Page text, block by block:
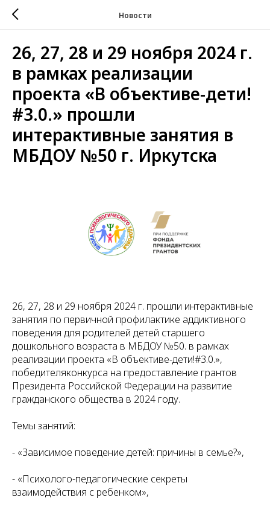
Новости
26, 27, 28 и 29 ноября 2024 г.
в рамках реализации
проекта «В объективе-дети!
#3.0.» прошли
интерактивные занятия в
МБДОУ №50 г. Иркутска
26, 27, 28 и 29 ноября 2024 г. прошли интерактивные
занятия по первичной профилактике аддиктивного
поведения для родителей детей старшего
дошкольного возраста в МБДОУ №50. в рамках
реализации проекта «В объективе-дети!#3.0.»,
победителяконкурса на предоставление грантов
Президента Российской Федерации на развитие
гражданского общества в 2024 году.
Темы занятий:
- «Зависимое поведение детей: причины в семье?»,
- «Психолого-педагогические секреты
взаимодействия с ребенком»,